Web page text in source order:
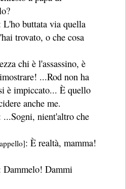
L'ho buttata via quella
trovato, o che cosa
chi è l'assassino, è
...Rod non ha
è impiccato... È quello
anche me.
...Sogni, nient'altro che
: È realtà, mamma!
Dammelo! Dammi